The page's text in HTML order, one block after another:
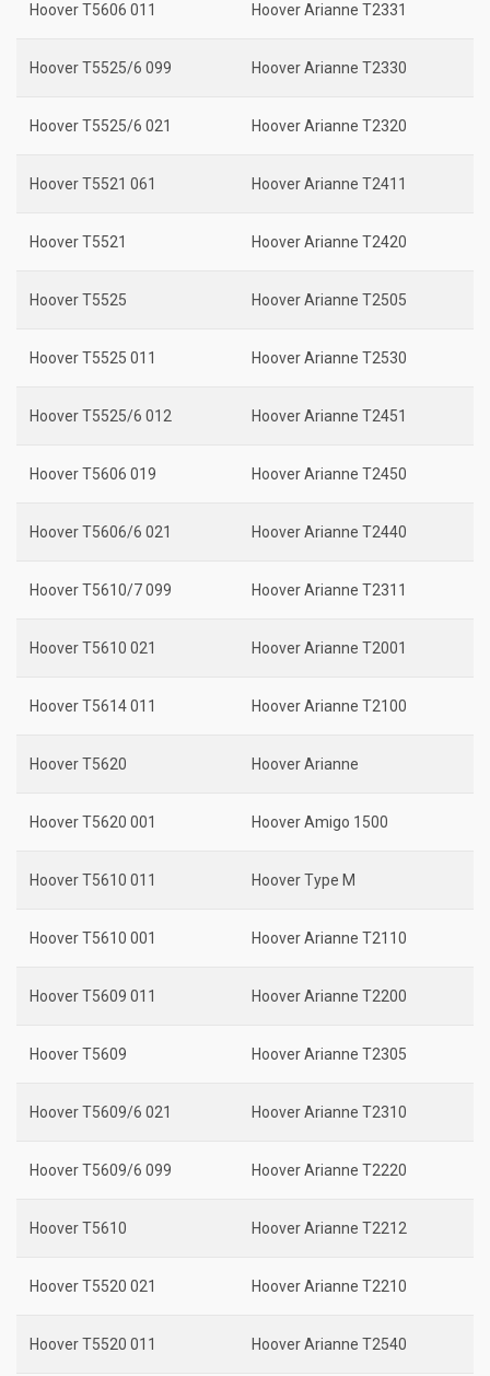
Hoover T5606 011 Hoover Arianne T2331
Hoover T5525/6 099 Hoover Arianne T2330
Hoover T5525/6 021 Hoover Arianne T2320
Hoover T5521 061 Hoover Arianne T2411
Hoover T5521 Hoover Arianne T2420
Hoover T5525 Hoover Arianne T2505
Hoover T5525 011 Hoover Arianne T2530
Hoover T5525/6 012 Hoover Arianne T2451
Hoover T5606 019 Hoover Arianne T2450
Hoover T5606/6 021 Hoover Arianne T2440
Hoover T5610/7 099 Hoover Arianne T2311
Hoover T5610 021 Hoover Arianne T2001
Hoover T5614 011 Hoover Arianne T2100
Hoover T5620 Hoover Arianne
Hoover T5620 001 Hoover Amigo 1500
Hoover T5610 011 Hoover Type M
Hoover T5610 001 Hoover Arianne T2110
Hoover T5609 011 Hoover Arianne T2200
Hoover T5609 Hoover Arianne T2305
Hoover T5609/6 021 Hoover Arianne T2310
Hoover T5609/6 099 Hoover Arianne T2220
Hoover T5610 Hoover Arianne T2212
Hoover T5520 021 Hoover Arianne T2210
Hoover T5520 011 Hoover Arianne T2540